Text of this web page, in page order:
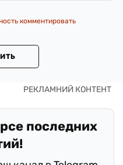
комментировать
последних